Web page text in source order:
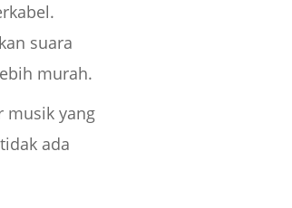
suara
murah.
musik yang
ada